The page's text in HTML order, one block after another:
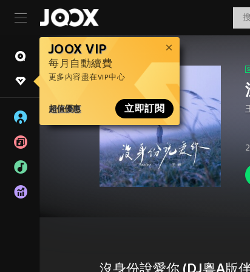
JOOX VIP
每月自動續費
更多內容盡在VIP中心
超值優惠 立即訂閱